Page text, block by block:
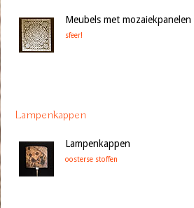
Meubels met mozaiekpanelen
sfeer!
Lampenkappen
Lampenkappen
oosterse stoffen